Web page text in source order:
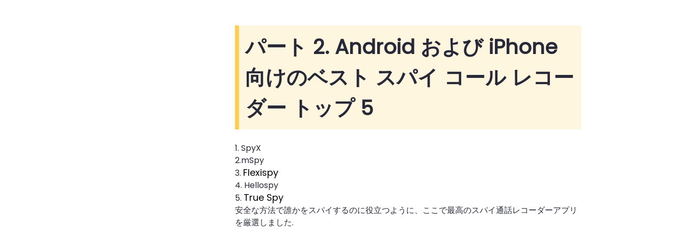
パート 2. Android および iPhone
向けのベスト スパイ コール レコー
ダー トップ 5
1. SpyX
2.mSpy
3. Flexispy
4. Hellospy
5. True Spy
安全な方法で誰かをスパイするのに役立つように、ここで最高のスパイ通話レコーダーアプリ
を厳選しました.